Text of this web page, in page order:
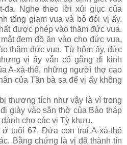
đa. Nghe theo lời xúi giục của
tống giam vua và bỏ đói vị ấy.
được phép vào thăm đức vua.
đem đồ ăn vào cho đức vua,
thăm đức vua. Từ hôm ấy, đức
vị ấy vẫn cố gắng đi kinh
A-xà-thế, những người thợ cạo
của Tần bà sa để vị ấy không
thương tích như vậy là vì trong
giày vào sân thờ của Bảo tháp
cho các vị Tỳ khưu.
tuổi 67. Ðứa con trai A-xà-thế
Bằng chứng là vị đã thành tín